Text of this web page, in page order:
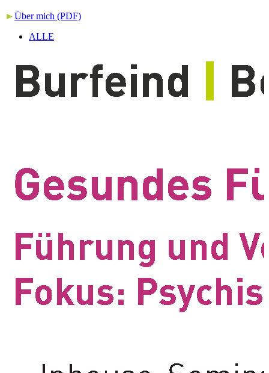
►Über mich (PDF)
ALLE